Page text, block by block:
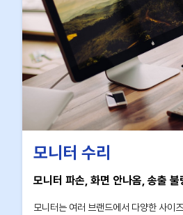
모니터 수리
모니터 파손, 화면 안나옴, 송출 불
모니터는 여러 브랜드에서 다양한 사이